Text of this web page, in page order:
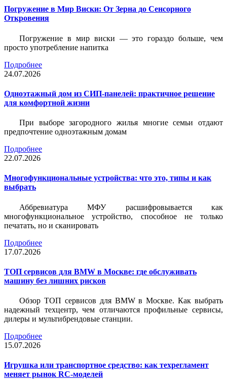
Погружение в Мир Виски: От Зерна до Сенсорного
Откровения
Погружение в мир виски — это гораздо больше, чем
просто употребление напитка
Подробнее
24.07.2026
Одноэтажный дом из СИП-панелей: практичное решение
для комфортной жизни
При выборе загородного жилья многие семьи отдают
предпочтение одноэтажным домам
Подробнее
22.07.2026
Многофункциональные устройства: что это, типы и как
выбрать
Аббревиатура МФУ расшифровывается как
многофункциональное устройство, способное не только
печатать, но и сканировать
Подробнее
17.07.2026
ТОП сервисов для BMW в Москве: где обслуживать
машину без лишних рисков
Обзор ТОП сервисов для BMW в Москве. Как выбрать
надежный техцентр, чем отличаются профильные сервисы,
дилеры и мультибрендовые станции.
Подробнее
15.07.2026
Игрушка или транспортное средство: как техрегламент
меняет рынок RC-моделей